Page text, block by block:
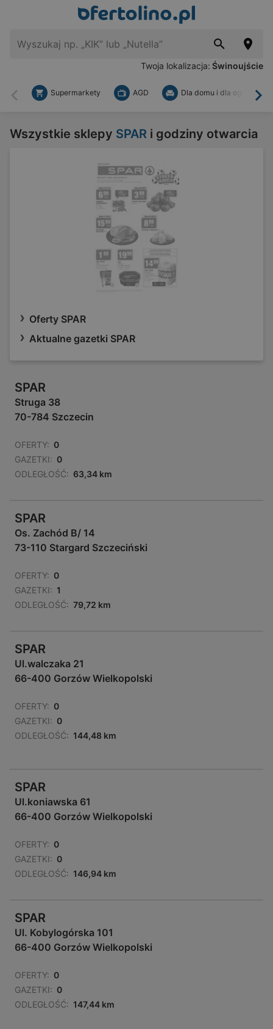
Twoja lokalizacja: Świnoujście
Wstecz
Supermarkety AGD Dla domu i dla ogrodu
Wszystkie sklepy SPAR i godziny otwarcia
Oferty SPAR
Aktualne gazetki SPAR
SPAR
Struga 38
70-784 Szczecin
OFERTY: 0
GAZETKI: 0
ODLEGŁOŚĆ: 63,34 km
SPAR
Os. Zachód B/ 14
73-110 Stargard Szczeciński
OFERTY: 0
GAZETKI: 1
ODLEGŁOŚĆ: 79,72 km
SPAR
Ul.walczaka 21
66-400 Gorzów Wielkopolski
OFERTY: 0
GAZETKI: 0
ODLEGŁOŚĆ: 144,48 km
SPAR
Ul.koniawska 61
66-400 Gorzów Wielkopolski
OFERTY: 0
GAZETKI: 0
ODLEGŁOŚĆ: 146,94 km
SPAR
Ul. Kobylogórska 101
66-400 Gorzów Wielkopolski
OFERTY: 0
GAZETKI: 0
ODLEGŁOŚĆ: 147,44 km